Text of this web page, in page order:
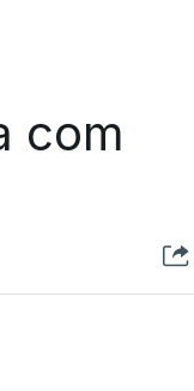
com